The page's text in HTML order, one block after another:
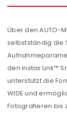
Über den AUTO-
selbstständig die
den instax Link™
unterstützt die
WIDE und
Fotografieren bis